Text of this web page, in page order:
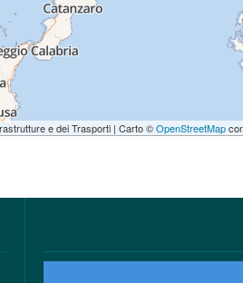
e dei Trasporti | Carto ©OpenStreetMap